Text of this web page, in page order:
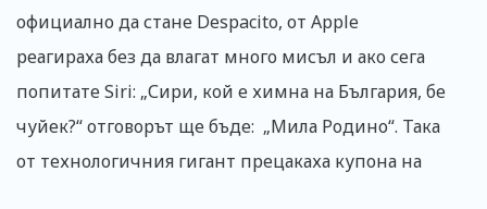
официално да стане Despacito, от Apple
реагираха без да влагат много мисъл и ако сега
попитате Siri: „Сири, кой е химна на България, бе
чуйек?“ отговорът ще бъде: „Мила Родино“. Така
от технологичния гигант прецакаха купона на